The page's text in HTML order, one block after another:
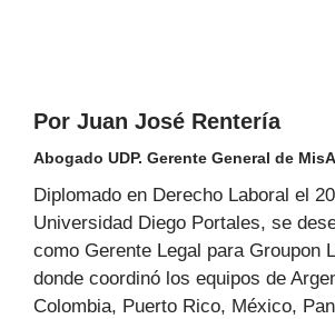
Por Juan José Rentería
Abogado UDP. Gerente General de
Diplomado en Derecho Laboral el
Universidad Diego Portales, se
como Gerente Legal para Groupon
donde coordinó los equipos de
Colombia, Puerto Rico, México,